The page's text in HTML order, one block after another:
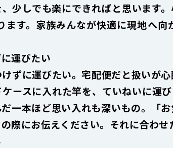
少しでも楽にできればと思います
す。家族みんなが快適に現地へ
運びたい
ずに運びたい。宅配便だと扱いが心
ースに入れた竿を、ていねいに運
一本ほど思い入れも深いもの。「
際にお伝えください。それに合わせ